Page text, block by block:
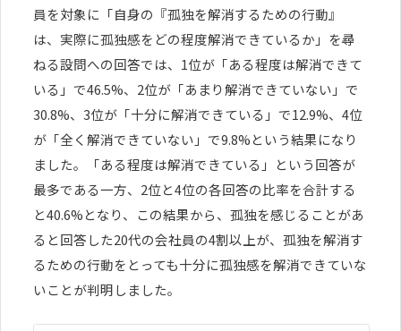
員を対象に「自身の『孤独を解消するための行動』
は、実際に孤独感をどの程度解消できているか」を尋
ねる設問への回答では、1位が「ある程度は解消できて
いる」で46.5%、2位が「あまり解消できていない」で
30.8%、3位が「十分に解消できている」で12.9%、4位
が「全く解消できていない」で9.8%という結果になり
ました。「ある程度は解消できている」という回答が
最多である一方、2位と4位の各回答の比率を合計する
と40.6%となり、この結果から、孤独を感じることがあ
ると回答した20代の会社員の4割以上が、孤独を解消す
るための行動をとっても十分に孤独感を解消できていな
いことが判明しました。